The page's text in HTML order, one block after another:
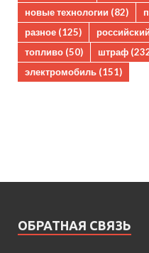
новые технологии (82)
разное (125)
топливо (50) штраф
электромобиль (151)
ОБРАТНАЯ СВЯЗЬ